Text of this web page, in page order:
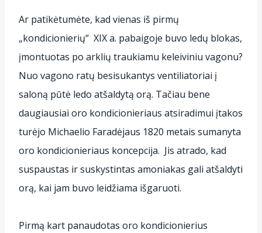
Ar patikėtumėte, kad vienas iš pirmų
„kondicionierių“ XIX a. pabaigoje buvo ledų blokas,
įmontuotas po arklių traukiamu keleiviniu vagonu?
Nuo vagono ratų besisukantys ventiliatoriai į
saloną pūtė ledo atšaldytą orą. Tačiau bene
daugiausiai oro kondicionieriaus atsiradimui įtakos
turėjo Michaelio Faradėjaus 1820 metais sumanyta
oro kondicionieriaus koncepcija. Jis atrado, kad
suspaustas ir suskystintas amoniakas gali atšaldyti
orą, kai jam buvo leidžiama išgaruoti.
Pirmą kart panaudotas oro kondicionierius